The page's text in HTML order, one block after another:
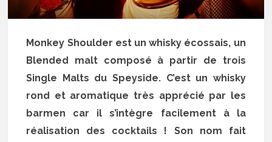
Monkey Shoulder est un whisky écossais, un
Blended malt composé à partir de trois
Single Malts du Speyside. C’est un whisky
rond et aromatique très apprécié par les
barmen car il s’intègre facilement à la
réalisation des cocktails ! Son nom fait